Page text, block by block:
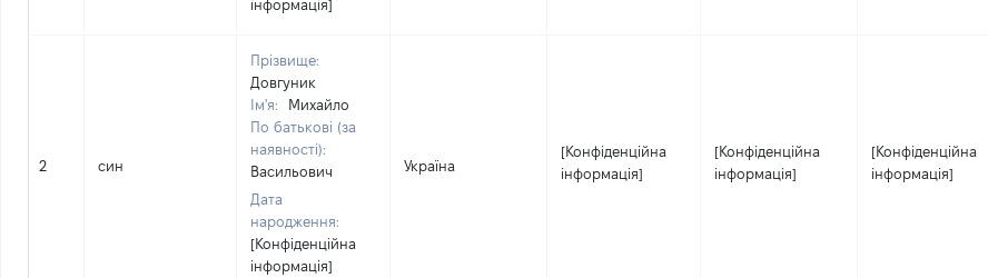
інформація]
2 син
Прізвище:
Довгуник
Ім'я:
Михайло
По батькові (за
наявності):
Васильович
Дата
народження:
[Конфіденційна
інформація]
Україна
[Конфіденційна
інформація]
[Конфіденційна
інформація]
[Конфіденційна
інформація]